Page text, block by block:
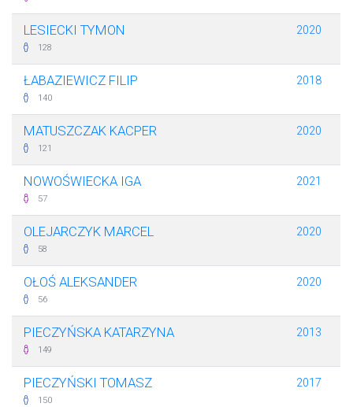
LESIECKI TYMON
128
2020
ŁABAZIEWICZ FILIP
140
2018
MATUSZCZAK KACPER
121
2020
NOWOŚWIECKA IGA
57
2021
OLEJARCZYK MARCEL
58
2020
OŁOŚ ALEKSANDER
56
2020
PIECZYŃSKA KATARZYNA
149
2013
PIECZYŃSKI TOMASZ
150
2017